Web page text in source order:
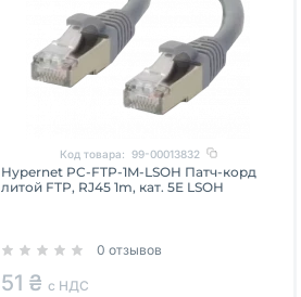
Код товара: 99-00013832
Hypernet PC-FTP-1M-LSOH Патч-корд
литой FTP, RJ45 1m, кат. 5Е LSOH
0 отзывов
51 ₴ с НДС